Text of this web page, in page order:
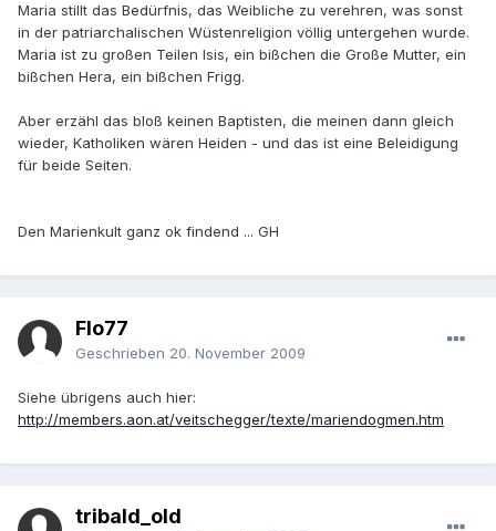
Maria stillt das Bedürfnis, das Weibliche zu verehren, was sonst
in der patriarchalischen Wüstenreligion völlig untergehen wurde.
Maria ist zu großen Teilen Isis, ein bißchen die Große Mutter, ein
bißchen Hera, ein bißchen Frigg.
Aber erzähl das bloß keinen Baptisten, die meinen dann gleich
wieder, Katholiken wären Heiden - und das ist eine Beleidigung
für beide Seiten.
Den Marienkult ganz ok findend ... GH
Flo77
Geschrieben 20. November 2009
Siehe übrigens auch hier:
http://members.aon.at/veitschegger/texte/mariendogmen.htm
tribald_old